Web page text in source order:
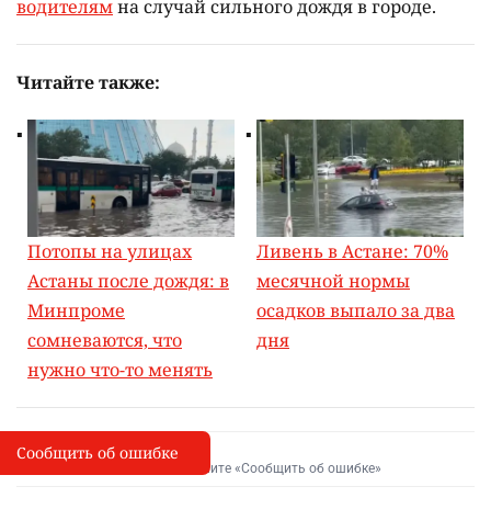
водителямна случай сильного дождя в городе.
Читайте также:
Потопы на улицах
Астаны после дождя: в
Минпроме
сомневаются, что
нужно что-то менять
Ливень в Астане: 70%
месячной нормы
осадков выпало за два
дня
I
Сообщить об опечатке
Выделите фрагмент и нажмите «Сообщить об ошибке»
Сообщить об ошибке